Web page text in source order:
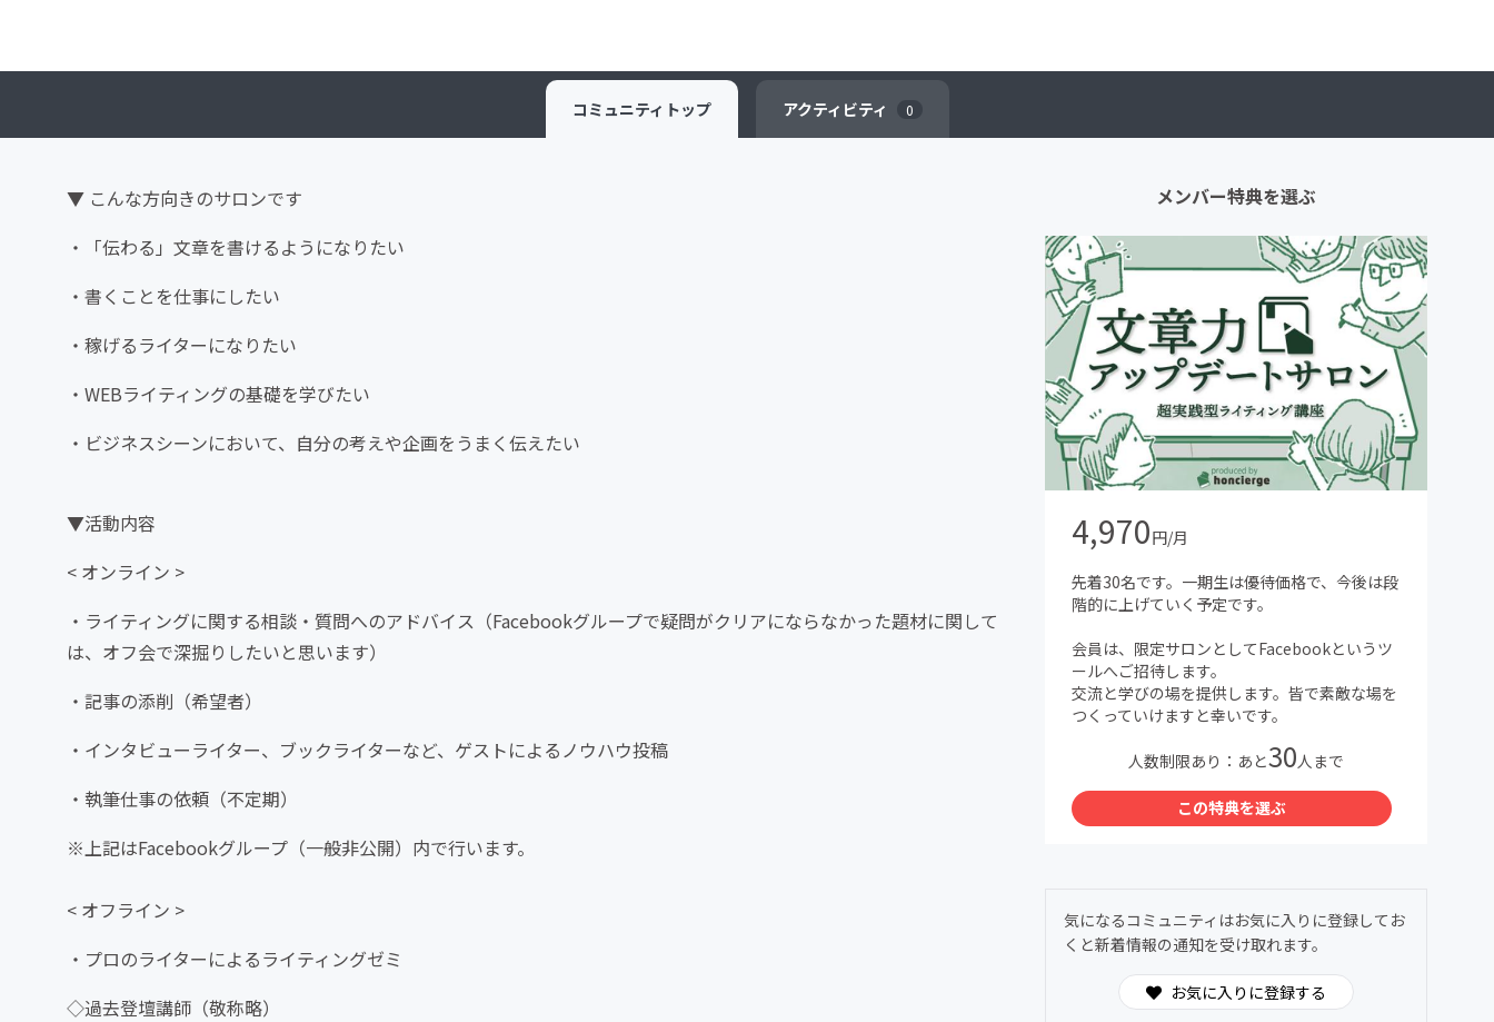
コミュニティ トップ アクティビティ 0
▼ こんな方向きのサロンです
・「伝わる」文章を書けるようになりたい
・書くことを仕事にしたい
・稼げるライターになりたい
・WEBライティングの基礎を学びたい
・ビジネスシーンにおいて、自分の考えや企画をうまく伝えたい
▼活動内容
< オンライン >
・ライティングに関する相談・質問へのアドバイス（Facebookグループで疑問がクリアにならなかった題材に関して
は、オフ会で深掘りしたいと思います）
・記事の添削（希望者）
・インタビューライター、ブックライターなど、ゲストによるノウハウ投稿
・執筆仕事の依頼（不定期）
※上記はFacebookグループ（一般非公開）内で行います。
< オフライン >
・プロのライターによるライティングゼミ
◇過去登壇講師（敬称略）
メンバー特典を選ぶ
4,970円/月
先着30名です。一期生は優待価格で、今後は段
階的に上げていく予定です。
会員は、限定サロンとしてFacebookというツ
ールへご招待します。
交流と学びの場を提供します。皆で素敵な場を
つくっていけますと幸いです。
人数制限あり：あと30人まで
この特典を選ぶ
気になるコミュニティはお気に入りに登録してお
くと新着情報の通知を受け取れます。
お気に入りに登録する